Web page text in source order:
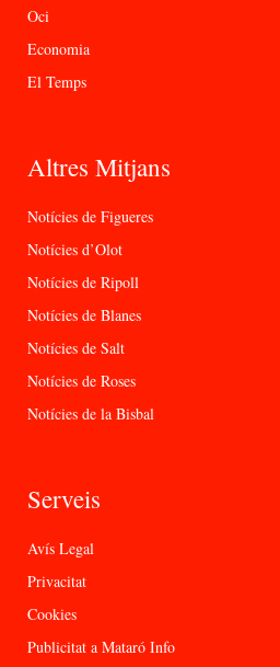
Oci
Economia
El Temps
Altres Mitjans
Notícies de Figueres
Notícies d’Olot
Notícies de Ripoll
Notícies de Blanes
Notícies de Salt
Notícies de Roses
Notícies de la Bisbal
Serveis
Avís Legal
Privacitat
Cookies
Publicitat a Mataró Info